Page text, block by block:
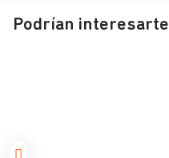
Podrían interesarte